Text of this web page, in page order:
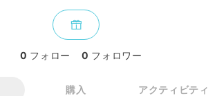
0 フォロー 0 フォロワー
購入 アクティビティ